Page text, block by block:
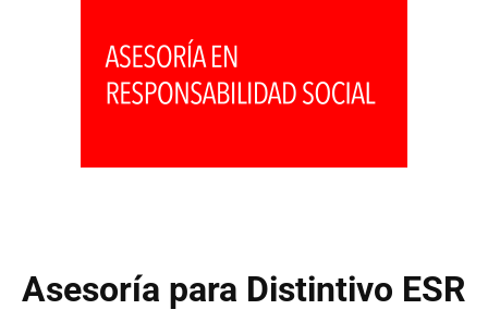
Asesoría para Distintivo ESR